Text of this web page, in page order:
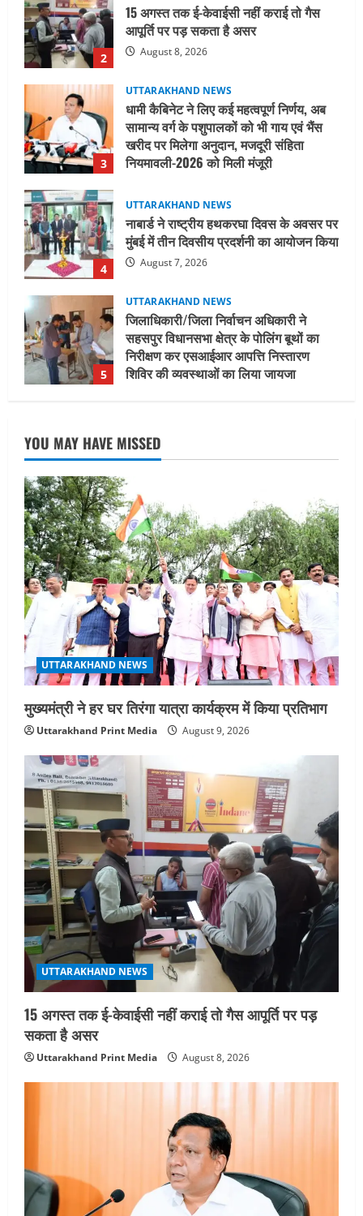
3
सामान्य वर्ग के पशुपालकों को भी गाय एवं भैंस
खरीद पर मिलेगा अनुदान, मजदूरी संहिता
नियमावली-2026 को मिली मंजूरी
4
UTTARAKHAND NEWS
नाबार्ड ने राष्ट्रीय हथकरघा दिवस के अवसर पर
मुंबई में तीन दिवसीय प्रदर्शनी का आयोजन किया
August 7, 2026
5
जिलाधिकारी/जिला निर्वाचन अधिकारी ने
सहसपुर विधानसभा क्षेत्र के पोलिंग बूथों का
निरीक्षण कर एसआईआर आपत्ति निस्तारण
शिविर की व्यवस्थाओं का लिया जायजा
1
UTTARAKHAND NEWS
मुख्यमंत्री ने हर घर तिरंगा यात्रा कार्यक्रम में
किया प्रतिभाग
August 9, 2026
2
15 अगस्त तक ई-केवाईसी नहीं कराई तो गैस
आपूर्ति पर पड़ सकता है असर
3
UTTARAKHAND NEWS
धामी कैबिनेट ने लिए कई महत्वपूर्ण निर्णय, अब
सामान्य वर्ग के पशुपालकों को भी गाय एवं भैंस
खरीद पर मिलेगा अनुदान, मजदूरी संहिता
नियमावली-2026 को मिली मंजूरी
August 7, 2026
4
UTTARAKHAND NEWS
नाबार्ड ने राष्ट्रीय हथकरघा दिवस के अवसर पर
मुंबई में तीन दिवसीय प्रदर्शनी का आयोजन किया
August 7, 2026
5
UTTARAKHAND NEWS
जिलाधिकारी/जिला निर्वाचन अधिकारी ने
सहसपुर विधानसभा क्षेत्र के पोलिंग बूथों का
निरीक्षण कर एसआईआर आपत्ति निस्तारण
शिविर की व्यवस्थाओं का लिया जायजा
August 6, 2026
YOU MAY HAVE MISSED
UTTARAKHAND NEWS
मुख्यमंत्री ने हर घर तिरंगा यात्रा कार्यक्रम में किया प्रतिभाग
Uttarakhand Print Media August 9, 2026
UTTARAKHAND NEWS
15 अगस्त तक ई-केवाईसी नहीं कराई तो गैस आपूर्ति पर पड़
सकता है असर
Uttarakhand Print Media August 8, 2026